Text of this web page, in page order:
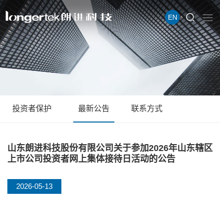
EN
投资者保护 最新公告 联系方式
山东朗进科技股份有限公司关于参加2026年山东辖区
上市公司投资者网上集体接待日活动的公告
2026-05-13